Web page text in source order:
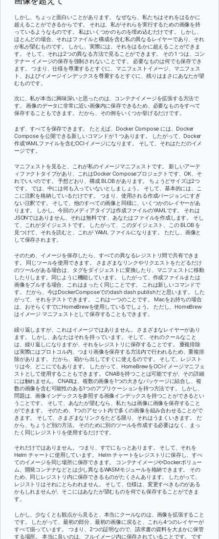
しかし、ちょっと面白いことがあります。 なぜなら、私たちはそれをはるかに
超えることができるからです。 それは、私がそれらを実行するための画像を持
っているようなものです。 私はいくつかのものを埋め込むだけです。 しかし、
ほとんどの場合、それはファイルと構成を含む私の異なるレイヤーであり、それ
が私が望むものです。 しかし、実際には、それをはるかに超えることができま
す。 そして、それは2つの異なる方法で見ることができます。 その 1 つは、コン
テナー イメージの保存を強制されないことです。 必要なものは何でも保存でき
ます。 つまり、仕様を尊重するとすぐに、マニフェストイメージ、マニフェス
ト、およびイメージインデックスを尊重するとすぐに、残りはまさにあなたが望
むものです。
次に、私が本当に興味深いと思ったのは、コンテナイメージを拡張する方法で
す。 画像のデータに非常に近い画像内に保存できるため、必要なものをすべて
保存することもできます。 だから、その例をいくつか挙げるだけです。
まず、すべてを保存できます。 たとえば、Docker Compose には、Docker
Compose を公開できる新しいコマンドが 1 つあります。 したがって、Docker
作成YAMLファイルを含むOCIイメージになります。 そして、それはただのイメ
ージです。
マニフェストを見ると、これが私のイメージマニフェストです。 新しいアーテ
ィファクトタイプがあり、これはDocker Composeプロジェクトです、OK、そ
れでいいのです。 予想どおり、構成 BLOB があります。 ちょうどサイズは2つ
です。 では、中には何も入っていないとしましょう。 そして、基本的には、こ
こに注釈を格納しているだけです。 つまり、使用される作成バージョンにすぎ
ない注釈です。 そして、他のすべての画像と同様に、いくつかのレイヤーがあ
ります。 しかし、今回のメディアタイプは作成ファイルのYAMLです。 それは
JSONではありません、それは無料です、あなたはファイルを作成します。 そし
て、これがダイジェストです。 したがって、このダイジェスト、この BLOB を
見つけて、それを読むと、これが YAML ファイルになります。 ただし、画像と
して保存されます。
そのため、イメージを保存したら、すべての異なるレジストリ間で共有できま
す。 同じツールを使用できます。 さまざまなリンクやリクエストをたどるだけ
のツールがある場合は、タグをダイジェストに変換したり、マニフェストに移動
したりします。同じように機能しています。 したがって、作成ファイルまたは
画像をプルする場合、これはまったく同じことです。 これは新しいコマンドで
す。 だから、今はDockerComposeでのdash dash publishだと思います。 した
がって、それをテストできます。 これは一つのことです。 Macをお持ちの場合
は、おそらくすでにHomeBrewを使用しているでしょう。 ただし、HomeBrew
はイメージ マニフェストとして保存することもできます。
繰り返しますが、これはイメージではありません。 さまざまなレイヤーがあり
ます。 しかし、あなたはそれを持っています。 そして、それのクールなこと
は、繰り返しになりますが、それをレジストリに保存することです。 重複排除
は実際にはプロトコル内、つまり画像を保存する方法内で行われるため、重複排
除があります。 だから、箱から出してすぐに使えるのです。 そして、レジスト
リは今、どこにでもあります。 したがって、HomeBrewをOCIイメージマニフェ
ストとして使用することもできます。 CNABを持つことは可能ですが、その詳細
には触れません。 CNABは、複数の画像を1つの大きなパッケージに結合し、複
数の画像を含む可能性のある1つのアプリケーションを持つ方法です。 しかし、
問題は、画像インデックスを参照する画像インデックスを持つことができるとい
うことです。 そして、あなたが望むなら、私たちは画像に画像を保存すること
ができます。 そのため、1つのアセット内で多くの画像を組み合わせることがで
きます。 そして、さまざまなリンクをたどる限り、それはうまくいきます。 だ
から、ちょうど別の方法。 そのために別のツールを作成する必要はなく、まっ
たく同じレジストリを使用するだけです。
それだけではありません。 つまり、すでにもっとあります。 そして、それを
Helm チャートに使用しています。 Helm チャートをレジストリに保存し、すべ
てのイメージを同じ場所に保存できます。 コンテナイメージやDockerボリュー
ム、開発コンテナなどとは少し異なるWASMモジュールを格納できます。 その
ため、同じレジストリ内に保存できるものがたくさんあります。 したがって、
レジストリはそれにとらわれません。 そして、仕様は、変更すべきものがある
かもしれませんが、そこにはあなたが望むものを何でも保存することができま
す。
しかし、少なくとも観点から見ると、本当にクールなのは、画像を拡張すること
です。 したがって、最初の部分、最初の画像に戻ると、これら4つのレイヤーが
すべて揃っています。 つまり、2つの証明なので、請求書の資料を大まかに保管
する場所。 本当に良いのは、フルイメージ内に保存されていることです。 です